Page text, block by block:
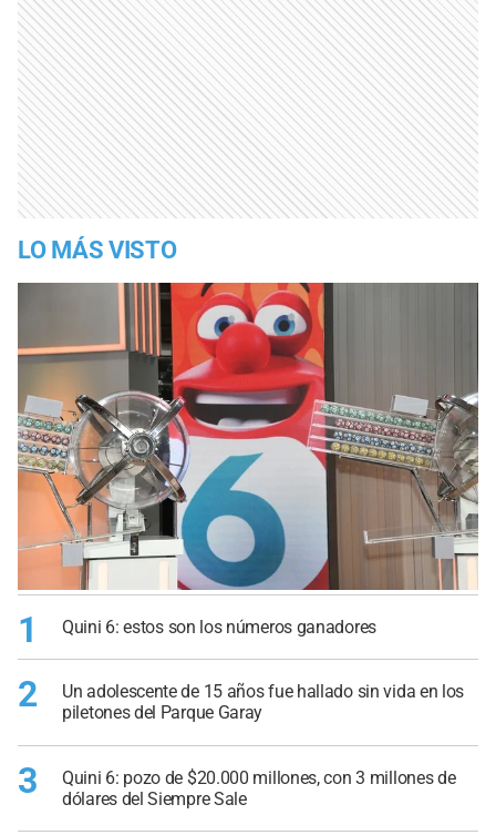
LO MÁS VISTO
1 Quini 6: estos son los números ganadores
2
Un adolescente de 15 años fue hallado sin vida en los
piletones del Parque Garay
3
Quini 6: pozo de $20.000 millones, con 3 millones de
dólares del Siempre Sale